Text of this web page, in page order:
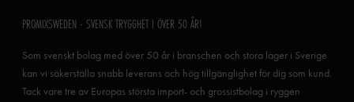
PROMIXSWEDEN - SVENSK TRYGGHET I ÖVER 50 ÅR!
Som svenskt bolag med över 50 år i branschen och stora lager i Sverige
kan vi säkerställa snabb leverans och hög tillgänglighet för dig som kund.
Tack vare tre av Europas största import- och grossistbolag i ryggen